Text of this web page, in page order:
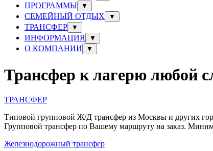
ПРОГРАММЫ ▼
СЕМЕЙНЫЙ ОТДЫХ ▼
ТРАНСФЕР ▼
ИНФОРМАЦИЯ ▼
О КОМПАНИИ ▼
Трансфер к лагерю любой
ТРАНСФЕР
Типовой групповой Ж/Д трансфер из Москвы и других
Групповой трансфер по Вашему маршруту на заказ.
Железнодорожный трансфер